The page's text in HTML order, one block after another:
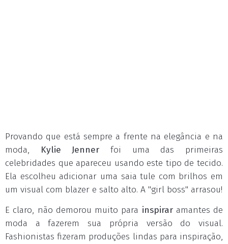
Provando que está sempre a frente na elegância e na
moda,
Kylie Jenner foi uma das primeiras
celebridades que apareceu usando este tipo de tecido.
Ela escolheu adicionar uma saia tule com brilhos em
um visual com blazer e salto alto. A "girl boss" arrasou!
E claro, não demorou muito para inspiraramantes de
moda a fazerem sua própria versão do visual.
Fashionistas fizeram produções lindas para inspiração,